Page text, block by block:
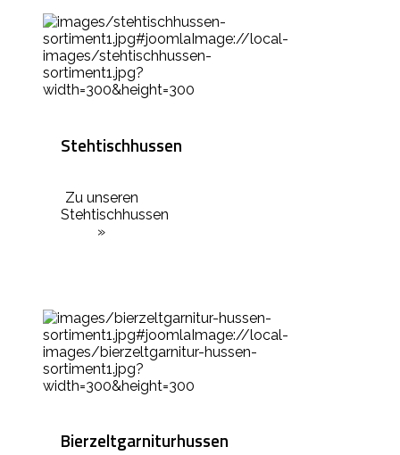
Stehtischhussen
Zu unseren
Stehtischhussen
»
Bierzeltgarniturhussen